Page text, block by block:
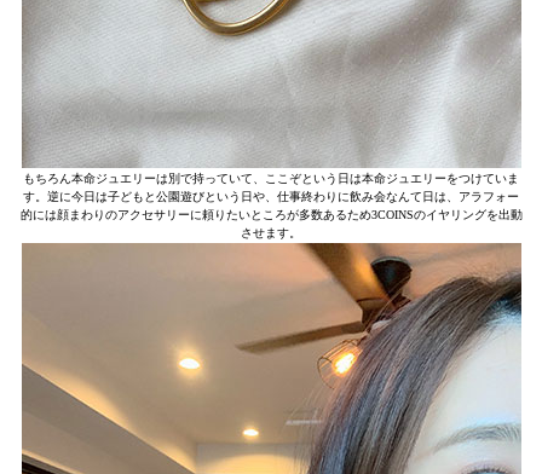
もちろん本命ジュエリーは別で持っていて、ここぞという日は本命ジュエリーをつけていま
す。逆に今日は子どもと公園遊びという日や、仕事終わりに飲み会なんて日は、アラフォー
的には顔まわりのアクセサリーに頼りたいところが多数あるため3COINSのイヤリングを出動
させます。